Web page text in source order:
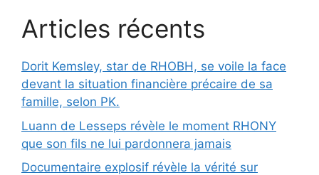
Articles récents
Dorit Kemsley, star de RHOBH, se voile la face
devant la situation financière précaire de sa
famille, selon PK.
Luann de Lesseps révèle le moment RHONY
que son fils ne lui pardonnera jamais
Documentaire explosif révèle la vérité sur